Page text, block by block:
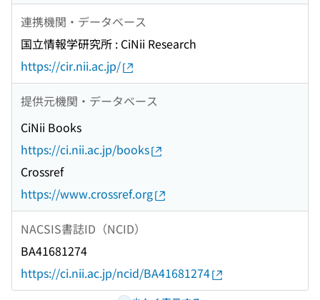
連携機関・データベース
国立情報学研究所 : CiNii Research
https://cir.nii.ac.jp/
提供元機関・データベース
CiNii Books
https://ci.nii.ac.jp/books
Crossref
https://www.crossref.org
NACSIS書誌ID（NCID）
BA41681274
https://ci.nii.ac.jp/ncid/BA41681274